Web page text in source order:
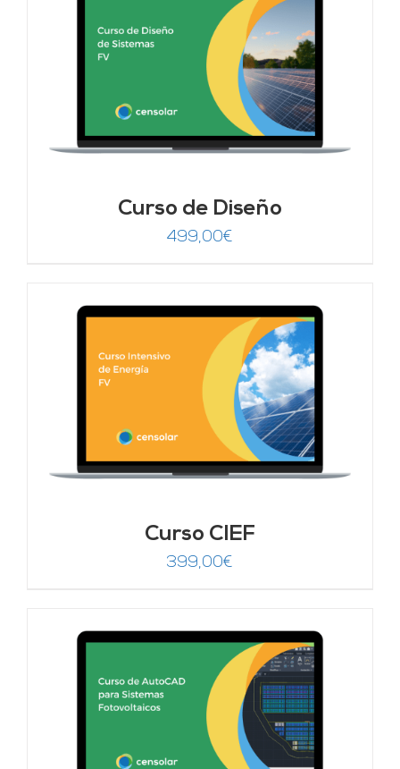
Curso de Diseño
499,00€
Curso CIEF
399,00€